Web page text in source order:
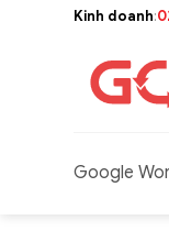
Kinh doanh:
Google